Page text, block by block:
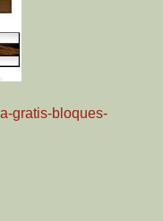
gratis-bloques-